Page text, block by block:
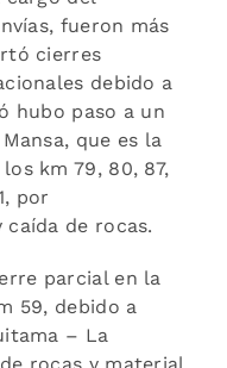
fueron más
cierres
debido a
hubo paso a un
que es la
km 79, 80, 87,
por
de rocas.
parcial en la
59, debido a
– La